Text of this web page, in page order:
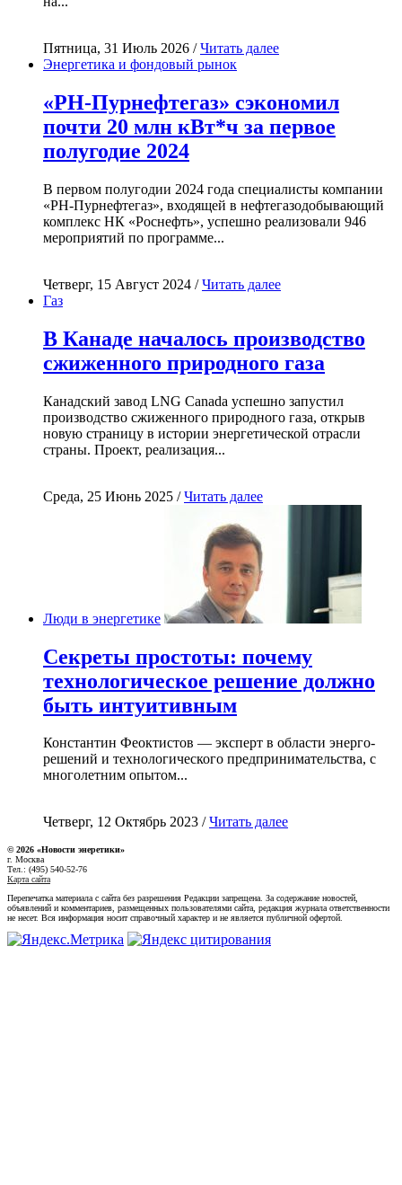
Пятница, 31 Июль 2026 /Читать далее
Энергетика и фондовый рынок
«РН-Пурнефтегаз» сэкономил
почти 20 млн кВт*ч за первое
полугодие 2024
В первом полугодии 2024 года специалисты компании
«РН-Пурнефтегаз», входящей в нефтегазодобывающий
комплекс НК «Роснефть», успешно реализовали 946
мероприятий по программе...
Четверг, 15 Август 2024 /Читать далее
Газ
В Канаде началось производство
сжиженного природного газа
Канадский завод LNG Canada успешно запустил
производство сжиженного природного газа, открыв
новую страницу в истории энергетической отрасли
страны. Проект, реализация...
Среда, 25 Июнь 2025 /Читать далее
Люди в энергетике
Секреты простоты: почему
технологическое решение должно
быть интуитивным
Константин Феоктистов — эксперт в области энерго-
решений и технологического предпринимательства, с
многолетним опытом...
Четверг, 12 Октябрь 2023 /Читать далее
© 2026 «Новости энеретики»
г. Москва
Тел.: (495) 540-52-76
Карта сайта
Перепечатка материала с сайта без разрешения Редакции запрещена. За содержание новостей,
объявлений и комментариев, размещенных пользователями сайта, редакция журнала ответственности
не несет. Вся информация носит справочный характер и не является публичной офертой.